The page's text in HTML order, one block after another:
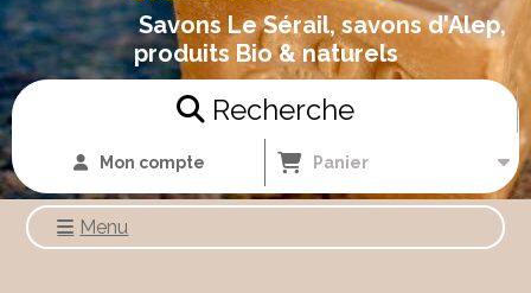
Savons Le Sérail, savons d'Alep,
produits Bio & naturels
Recherche
Mon compte Panier
Menu